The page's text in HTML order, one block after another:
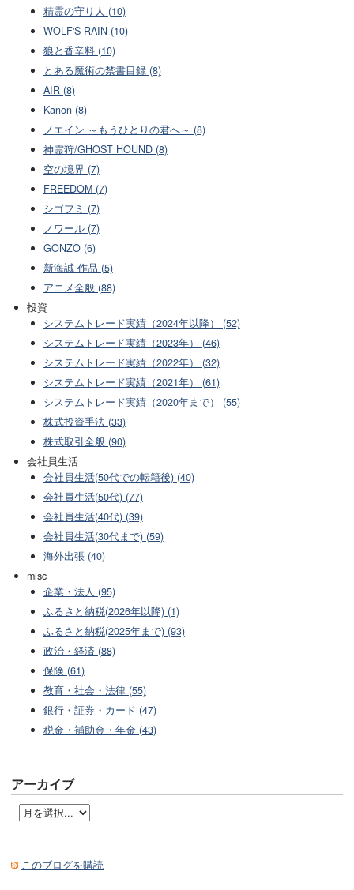
精霊の守り人 (10)
WOLF'S RAIN (10)
狼と香辛料 (10)
とある魔術の禁書目録 (8)
AIR (8)
Kanon (8)
ノエイン ～もうひとりの君へ～ (8)
神霊狩/GHOST HOUND (8)
空の境界 (7)
FREEDOM (7)
シゴフミ (7)
ノワール (7)
GONZO (6)
新海誠 作品 (5)
アニメ全般 (88)
投資
システムトレード実績（2024年以降） (52)
システムトレード実績（2023年） (46)
システムトレード実績（2022年） (32)
システムトレード実績（2021年） (61)
システムトレード実績（2020年まで） (55)
株式投資手法 (33)
株式取引全般 (90)
会社員生活
会社員生活(50代での転籍後) (40)
会社員生活(50代) (77)
会社員生活(40代) (39)
会社員生活(30代まで) (59)
海外出張 (40)
misc
企業・法人 (95)
ふるさと納税(2026年以降) (1)
ふるさと納税(2025年まで) (93)
政治・経済 (88)
保険 (61)
教育・社会・法律 (55)
銀行・証券・カード (47)
税金・補助金・年金 (43)
アーカイブ
このブログを購読